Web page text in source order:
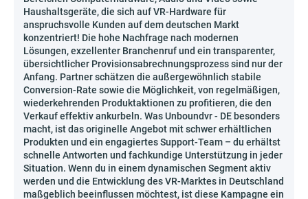
Haushaltsgeräte, die sich auf VR-Hardware für
anspruchsvolle Kunden auf dem deutschen Markt
konzentriert! Die hohe Nachfrage nach modernen
Lösungen, exzellenter Branchenruf und ein transparenter,
übersichtlicher Provisionsabrechnungsprozess sind nur der
Anfang. Partner schätzen die außergewöhnlich stabile
Conversion-Rate sowie die Möglichkeit, von regelmäßigen,
wiederkehrenden Produktaktionen zu profitieren, die den
Verkauf effektiv ankurbeln. Was Unboundvr - DE besonders
macht, ist das originelle Angebot mit schwer erhältlichen
Produkten und ein engagiertes Support-Team – du erhältst
schnelle Antworten und fachkundige Unterstützung in jeder
Situation. Wenn du in einem dynamischen Segment aktiv
werden und die Entwicklung des VR-Marktes in Deutschland
maßgeblich beeinflussen möchtest, ist diese Kampagne ein